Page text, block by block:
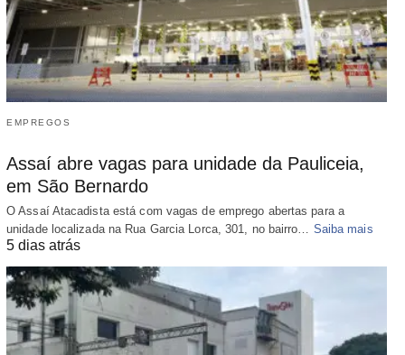
EMPREGOS
Assaí abre vagas para unidade da Pauliceia,
em São Bernardo
O Assaí Atacadista está com vagas de emprego abertas para a
unidade localizada na Rua Garcia Lorca, 301, no bairro… Saiba mais
5 dias atrás